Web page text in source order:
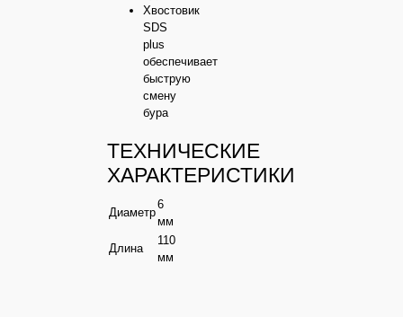
выдвижения
выдвижения
Хвостовик
SDS
plus
обеспечивает
быструю
смену
бура
ТЕХНИЧЕСКИЕ
ХАРАКТЕРИСТИКИ
Диаметр
6
мм
Длина
110
мм